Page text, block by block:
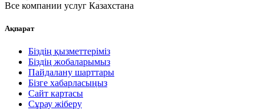
Все компании услуг Казахстана
Ақпарат
Біздің қызметтеріміз
Біздің жобаларымыз
Пайдалану шарттары
Бізге хабарласыңыз
Сайт картасы
Сұрау жіберу